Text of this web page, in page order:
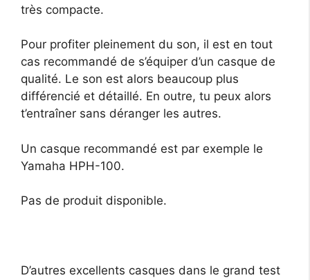
très compacte.
Pour profiter pleinement du son, il est en tout
cas recommandé de s’équiper d’un casque de
qualité. Le son est alors beaucoup plus
différencié et détaillé. En outre, tu peux alors
t’entraîner sans déranger les autres.
Un casque recommandé est par exemple le
Yamaha HPH-100.
Pas de produit disponible.
D’autres excellents casques dans le grand test